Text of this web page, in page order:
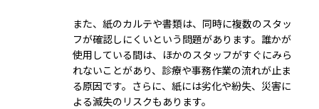
また、紙のカルテや書類は、同時に複数のスタッ
フが確認しにくいという問題があります。誰かが
使用している間は、ほかのスタッフがすぐにみら
れないことがあり、診療や事務作業の流れが止ま
る原因です。さらに、紙には劣化や紛失、災害に
よる滅失のリスクもあります。